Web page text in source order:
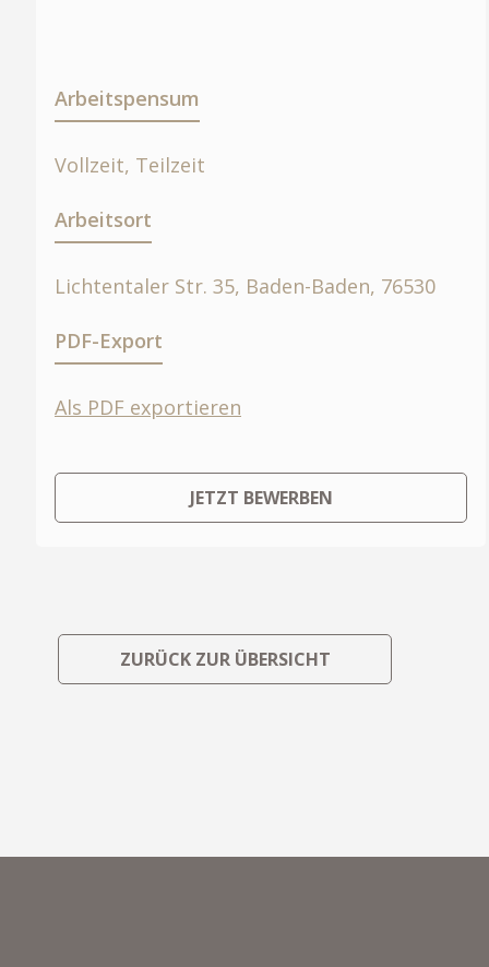
Arbeitspensum
Vollzeit, Teilzeit
Arbeitsort
Lichtentaler Str. 35, Baden-Baden, 76530
PDF-Export
Als PDF exportieren
JETZT BEWERBEN
ZURÜCK ZUR ÜBERSICHT